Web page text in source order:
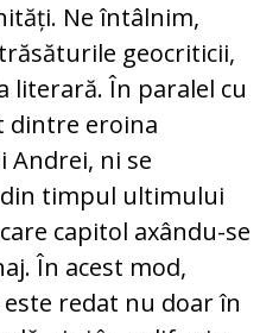
Ne întâlnim,
geocriticii,
literară. În paralel cu
dintre eroina
Andrei, ni se
timpul ultimului
capitol axându-se
În acest mod,
redat nu doar în